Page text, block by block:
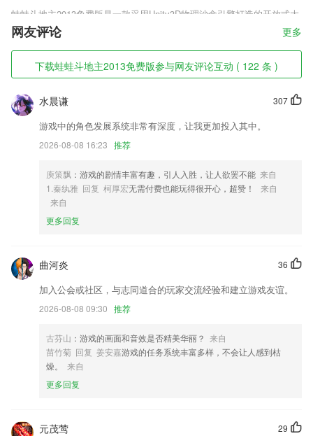
蛙蛙斗地主2013免费版是一款采用Unity3D物理沙盒引擎打造的开放式大
型仙侠冒险探索手游，游戏采用极致的AI算法自由生成游戏边境，每个玩
家都能在这里欣赏到电脑生成的“鬼斧神工”，在这里自由探索新的地图区
域，隐藏在重重黑暗中的神秘遗迹等着你的一一探寻，拯救被怪物包围之
处，铸造你的成仙之路。
蛙蛙斗地主2013免费版软件特色
1,【超大书架】书架包含自带图书、最近阅读等图书
4,离线收听节省流量，高速批量无限下载，便于随时随地学英语。
5,【线下考试】学生通过人脸识别进入考场，确保考生的人证相符，杜绝
蛙蛙斗地主2013免费版软件优势
1.提供优质详细的练习题目解析过程及解题思路，快速诊断考点掌握情
况，全面了解考点学习的方法
2.强大的考试模拟支持应用，让正在准备考试的你可以有个更好的刷题软
3.错题整理，还会通过建立专属错题集的方式，方便用户对各种知识点进
行复习。
4.通过简单的语音反馈和纠正，你的口语就会变得像外国人一样
6.专业学习芬兰语老师，多年留国学习，掌握很多学习的方法。
网友评论 更多
下载蛙蛙斗地主2013免费版参与网友评论互动 ( 122 条 )
307
水晨谦
游戏中的角色发展系统非常有深度，让我更加投入其中。
2026-08-08 16:23 推荐
庾策飘 ：游戏的剧情丰富有趣，引人入胜，让人欲罢不能 来自
1.秦纨雅 回复 柯厚宏无需付费也能玩得很开心，超赞！
来自
来自
更多回复
36
曲河炎
加入公会或社区，与志同道合的玩家交流经验和建立游戏友谊。
2026-08-08 09:30 推荐
古芬山 ：游戏的画面和音效是否精美华丽？ 来自
苗竹菊 回复 姜安嘉游戏的任务系统丰富多样，不会让人感到枯
燥。
来自
更多回复
29
元茂莺